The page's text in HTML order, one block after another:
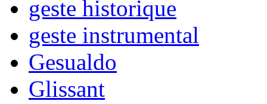
geste historique
geste instrumental
Gesualdo
Glissant